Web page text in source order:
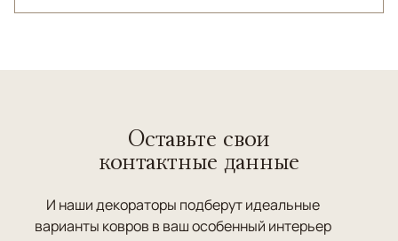
Оставьте свои
контактные данные
И наши декораторы подберут идеальные
варианты ковров в ваш особенный интерьер